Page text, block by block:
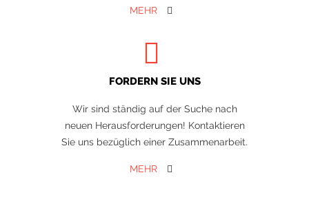
MEHR
FORDERN SIE UNS
Wir sind ständig auf der Suche nach
neuen Herausforderungen! Kontaktieren
Sie uns bezüglich einer Zusammenarbeit.
MEHR